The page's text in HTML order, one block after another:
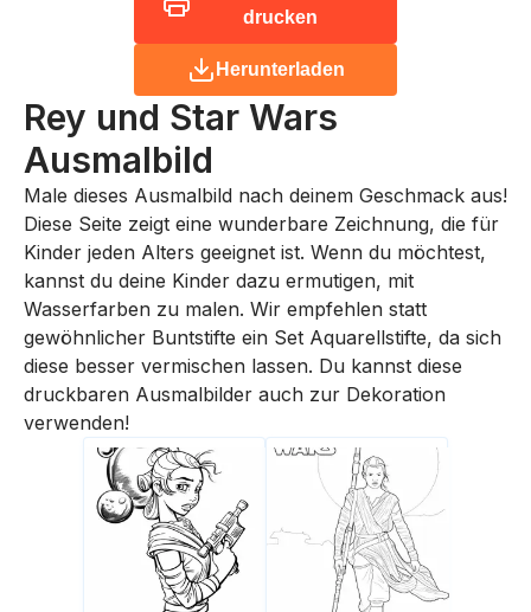
drucken
Herunterladen
Rey und Star Wars
Ausmalbild
Male dieses Ausmalbild nach deinem Geschmack aus!
Diese Seite zeigt eine wunderbare Zeichnung, die für
Kinder jeden Alters geeignet ist. Wenn du möchtest,
kannst du deine Kinder dazu ermutigen, mit
Wasserfarben zu malen. Wir empfehlen statt
gewöhnlicher Buntstifte ein Set Aquarellstifte, da sich
diese besser vermischen lassen. Du kannst diese
druckbaren Ausmalbilder auch zur Dekoration
verwenden!